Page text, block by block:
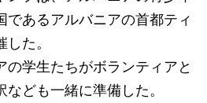
であるアルバニアの首都ティ
た。
の学生たちがボランティアと
ども一緒に準備した。